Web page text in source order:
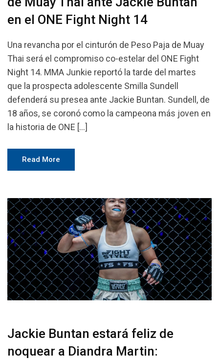
en el ONE Fight Night 14
Una revancha por el cinturón de Peso Paja de Muay
Thai será el compromiso co-estelar del ONE Fight
Night 14. MMA Junkie reportó la tarde del martes
que la prospecta adolescente Smilla Sundell
defenderá su presea ante Jackie Buntan. Sundell, de
18 años, se coronó como la campeona más joven en
la historia de ONE […]
Read More
Jackie Buntan estará feliz de
noquear a Diandra Martin: